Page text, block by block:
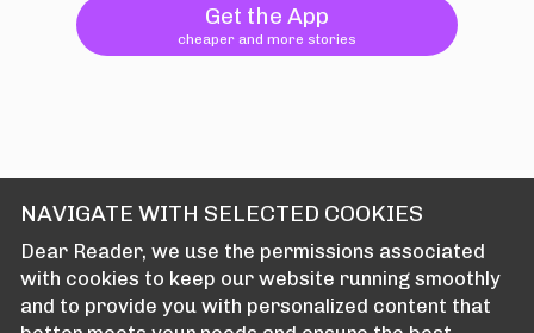
NAVIGATE WITH SELECTED COOKIES
Dear Reader, we use the permissions associated
with cookies to keep our website running smoothly
and to provide you with personalized content that
Get the App
cheaper and more stories